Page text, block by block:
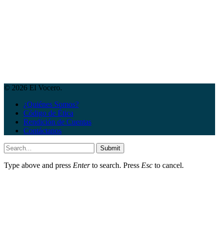
© 2026 El Vocero.
¿Quiénes Somos?
Código de Ética
Rendición de Cuentas
Contáctanos
Submit
Type above and press Enterto search. Press Esc to cancel.